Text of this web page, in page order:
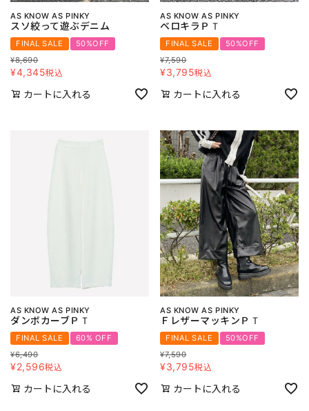
AS KNOW AS PINKY
スソ絞って遊ぶデニム
FINAL SALE
50%OFF
¥8,690
¥4,345税込
カートに入れる
AS KNOW AS PINKY
ベロキラＰＴ
FINAL SALE
50%OFF
¥7,590
¥3,795税込
カートに入れる
AS KNOW AS PINKY
ダンボカーブＰＴ
FINAL SALE
60% OFF
¥6,490
¥2,596税込
カートに入れる
AS KNOW AS PINKY
ＦレザーマッキンＰＴ
FINAL SALE
50%OFF
¥7,590
¥3,795税込
カートに入れる